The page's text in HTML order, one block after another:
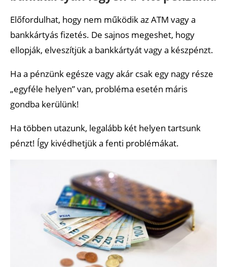
Előfordulhat, hogy nem működik az ATM vagy a
bankkártyás fizetés. De sajnos megeshet, hogy
ellopják, elveszítjük a bankkártyát vagy a készpénzt.
Ha a pénzünk egésze vagy akár csak egy nagy része
„egyféle helyen” van, probléma esetén máris
gondba kerülünk!
Ha többen utazunk, legalább két helyen tartsunk
pénzt! Így kivédhetjük a fenti problémákat.